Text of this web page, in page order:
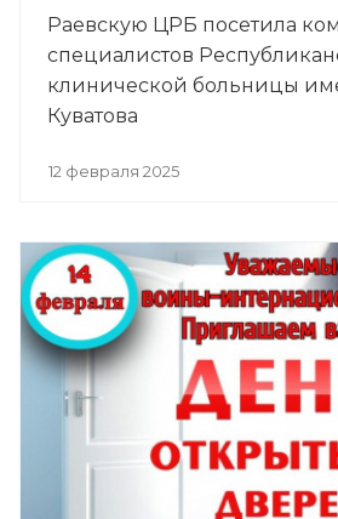
Раевскую ЦРБ посетила
специалистов
клинической больницы
Куватова
12 февраля 2025